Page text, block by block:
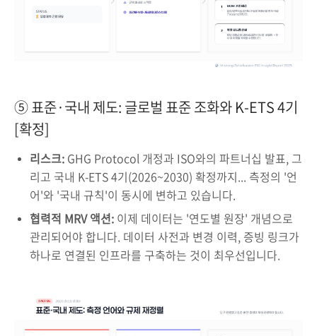
⑤ 표준·국내 제도: 글로벌 표준 조화와 K-ETS 4기
[확정]
리스크: GHG Protocol 개정과 ISO와의 파트너십 발표, 그
리고 국내 K-ETS 4기(2026~2030) 확정까지... 측정의 '언
어'와 '국내 규칙'이 동시에 변하고 있습니다.
협력적 MRV 액션: 이제 데이터는 '연도별 원장' 개념으로
관리되어야 합니다. 데이터 사전과 변경 이력, 증빙 링크가
하나로 연결된 인프라를 구축하는 것이 최우선입니다.